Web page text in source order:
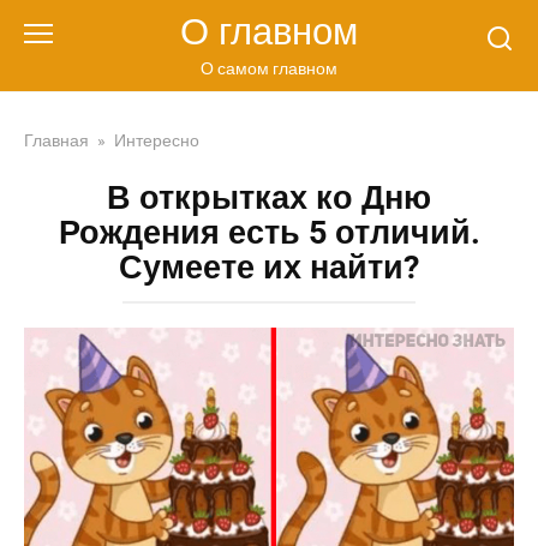
О главном
О самом главном
Главная » Интересно
В открытках ко Дню
Рождения есть 5 отличий.
Сумеете их найти?